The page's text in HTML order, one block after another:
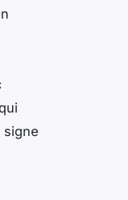
signe